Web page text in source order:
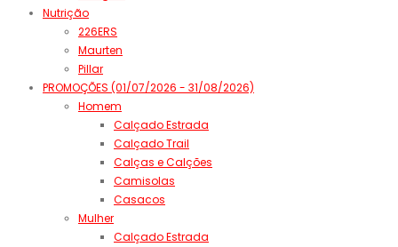
Nutrição
226ERS
Maurten
Pillar
PROMOÇÕES (01/07/2026 - 31/08/2026)
Homem
Calçado Estrada
Calçado Trail
Calças e Calções
Camisolas
Casacos
Mulher
Calçado Estrada